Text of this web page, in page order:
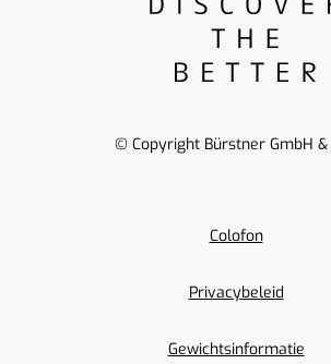
Colofon
Privacybeleid
Gewichtsinformatie
© Copyright Bürstner GmbH &